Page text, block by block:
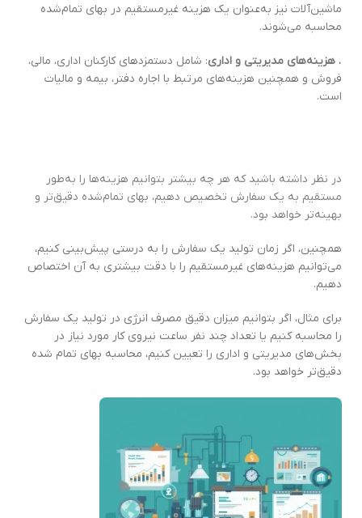
ماشین‌آلات نیز به‌عنوان یک هزینه غیرمستقیم در بهای تمام‌شده
محاسبه می‌شوند.
. هزینه‌های مدیریتی و اداری: شامل دستمزدهای کارکنان اداری، مالی،
فروش و همچنین هزینه‌های مرتبط با اجاره دفتر، بیمه و مالیات
است.
در نظر داشته باشید که هر چه بیشتر بتوانیم هزینه‌ها را به‌طور
مستقیم به یک سفارش تخصیص دهیم، بهای تمام‌شده دقیق‌تر و
بهینه‌تر خواهد بود.
همچنین، اگر زمان تولید یک سفارش را به ‌درستی پیش‌بینی کنیم،
می‌توانیم هزینه‌های غیرمستقیم را با دقت بیشتری به آن اختصاص
دهیم.
برای مثال، اگر بتوانیم میزان دقیق مصرف انرژی در تولید یک سفارش
را محاسبه کنیم یا تعداد چند نفر ساعت نیروی کار مورد نیاز در
بخش‌های مدیریتی و اداری را تعیین کنیم، محاسبه بهای تمام‌ شده
دقیق‌تر خواهد بود.